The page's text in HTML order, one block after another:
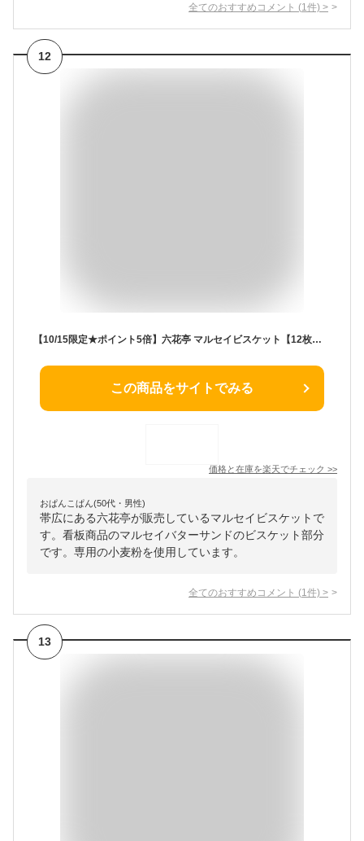
全てのおすすめコメント (1 件) >
12
【10/15限定★ポイント5倍】六花亭 マルセイビスケット【12枚入 × 3箱セット】メール便 送料無料 マルセイシリーズ ギフト プレゼント 紙袋 同梱 バターサンド クッキー 北海道 お土産 定番 ハロウィン お歳暮 冬ギフト 帯広 退職 個包装 転勤 お礼 お返し 御供 感謝
この商品をサイトでみる
価格と在庫を楽天でチェック >>
おぱんこぱん(50代・男性)
帯広にある六花亭が販売しているマルセイビスケットで
す。看板商品のマルセイバターサンドのビスケット部分
です。専用の小麦粉を使用しています。
全てのおすすめコメント (1 件) >
13